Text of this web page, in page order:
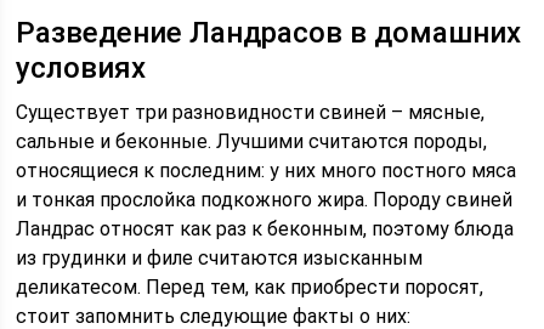
Разведение Ландрасов в домашних
условиях
Существует три разновидности свиней – мясные,
сальные и беконные. Лучшими считаются породы,
относящиеся к последним: у них много постного мяса
и тонкая прослойка подкожного жира. Породу свиней
Ландрас относят как раз к беконным, поэтому блюда
из грудинки и филе считаются изысканным
деликатесом. Перед тем, как приобрести поросят,
стоит запомнить следующие факты о них: